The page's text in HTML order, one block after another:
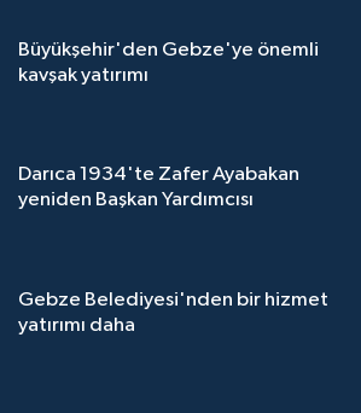
Büyükşehir'den Gebze'ye önemli
kavşak yatırımı
Darıca 1934'te Zafer Ayabakan
yeniden Başkan Yardımcısı
Gebze Belediyesi'nden bir hizmet
yatırımı daha